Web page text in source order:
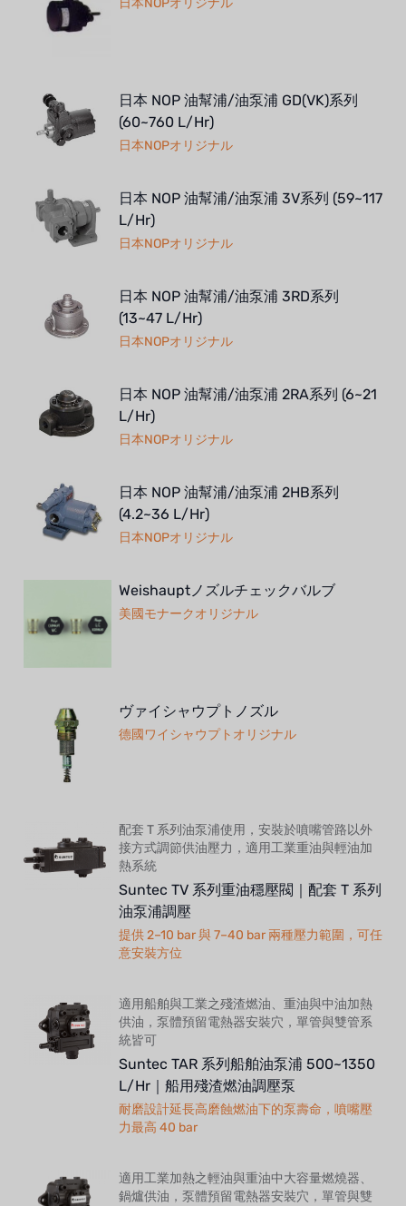
日本NOPオリジナル
日本 NOP 油幫浦/油泵浦 GD(VK)系列
(60~760 L/Hr)
日本NOPオリジナル
日本 NOP 油幫浦/油泵浦 3V系列 (59~117
L/Hr)
日本NOPオリジナル
日本 NOP 油幫浦/油泵浦 3RD系列
(13~47 L/Hr)
日本NOPオリジナル
日本 NOP 油幫浦/油泵浦 2RA系列 (6~21
L/Hr)
日本NOPオリジナル
日本 NOP 油幫浦/油泵浦 2HB系列
(4.2~36 L/Hr)
日本NOPオリジナル
Weishauptノズルチェックバルブ
美國モナークオリジナル
ヴァイシャウプトノズル
德國ワイシャウプトオリジナル
配套 T 系列油泵浦使用，安裝於噴嘴管路以外
接方式調節供油壓力，適用工業重油與輕油加
熱系統
Suntec TV 系列重油穩壓閥｜配套 T 系列
油泵浦調壓
提供 2–10 bar 與 7–40 bar 兩種壓力範圍，可任
意安裝方位
適用船舶與工業之殘渣燃油、重油與中油加熱
供油，泵體預留電熱器安裝穴，單管與雙管系
統皆可
Suntec TAR 系列船舶油泵浦 500~1350
L/Hr｜船用殘渣燃油調壓泵
耐磨設計延長高磨蝕燃油下的泵壽命，噴嘴壓
力最高 40 bar
適用工業加熱之輕油與重油中大容量燃燒器、
鍋爐供油，泵體預留電熱器安裝穴，單管與雙